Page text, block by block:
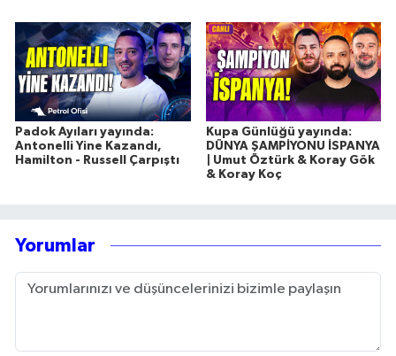
Padok Ayıları yayında:
Antonelli Yine Kazandı,
Hamilton - Russell Çarpıştı
Kupa Günlüğü yayında:
DÜNYA ŞAMPİYONU İSPANYA
| Umut Öztürk & Koray Gök
& Koray Koç
Yorumlar